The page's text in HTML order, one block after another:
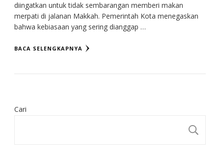
diingatkan untuk tidak sembarangan memberi makan
merpati di jalanan Makkah. Pemerintah Kota menegaskan
bahwa kebiasaan yang sering dianggap …
BACA SELENGKAPNYA
Cari